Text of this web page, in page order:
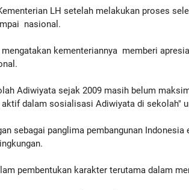
LH setelah melakukan proses
nasional.
kementeriannya memberi
Adiwiyata sejak 2009 masih belum
dalam sosialisasi Adiwiyata di sekolah"
sebagai panglima pembangunan Indonesia
pembentukan karakter terutama dalam